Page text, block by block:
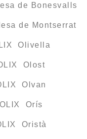
de Bonesvalls
de Montserrat
Olivella
Olost
Olvan
Orís
Oristà